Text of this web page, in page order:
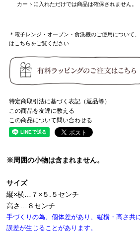
カートに入れただけでは商品は確保されません。
＊電子レンジ・オーブン・食洗機のご使用について
はこちらをご覧ください
特定商取引法に基づく表記（返品等）
この商品を友達に教える
この商品について問い合わせる
※周囲の小物は含まれません。
サイズ
縦×横…７×５.５センチ
高さ…８センチ
手づくりの為、個体差があり、縦横・高さ共
誤差が生じることがあります。